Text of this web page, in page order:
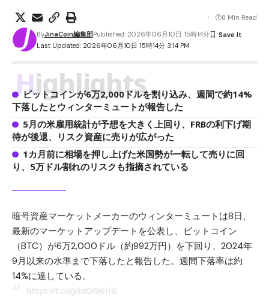
Last Updated: 2026年06月10日 15時14分 3:14 PM
ByJinaCoin編集部Published: 2026年06月10日 15時14分
8 Min Read
Highlights
ビットコインが6万2,000ドルを割り込み、週間で約14%
下落したとウィンターミュートが報告した
5月の米雇用統計が予想を大きく上回り、FRBの利下げ期
待が後退、リスク資産に売りが広がった
1カ月前に相場を押し上げた米国勢が一転して売りに回
り、5万ドル割れのリスクも指摘されている
暗号資産マーケットメーカーのウィンターミュートは8日、
最新のマーケットアップデートを公表し、ビットコイン
（BTC）が6万2,000ドル（約992万円）を下回り、2024年
9月以来の水準まで下落したと報告した。週間下落率は約
14%に達している。